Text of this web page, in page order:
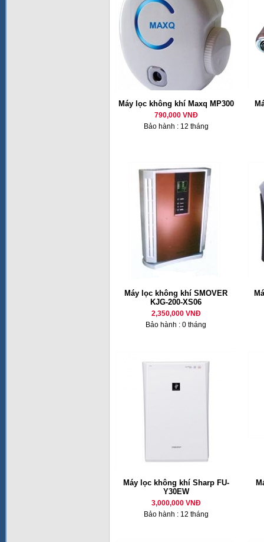
Máy lọc không khí Maxq MP300
790,000 VNĐ
Bảo hành : 12 tháng
Máy lọc không khí SMOVER
KJG-200-XS06
2,350,000 VNĐ
Bảo hành : 0 tháng
Máy lọc không khí Sharp FU-
Y30EW
3,000,000 VNĐ
Bảo hành : 12 tháng